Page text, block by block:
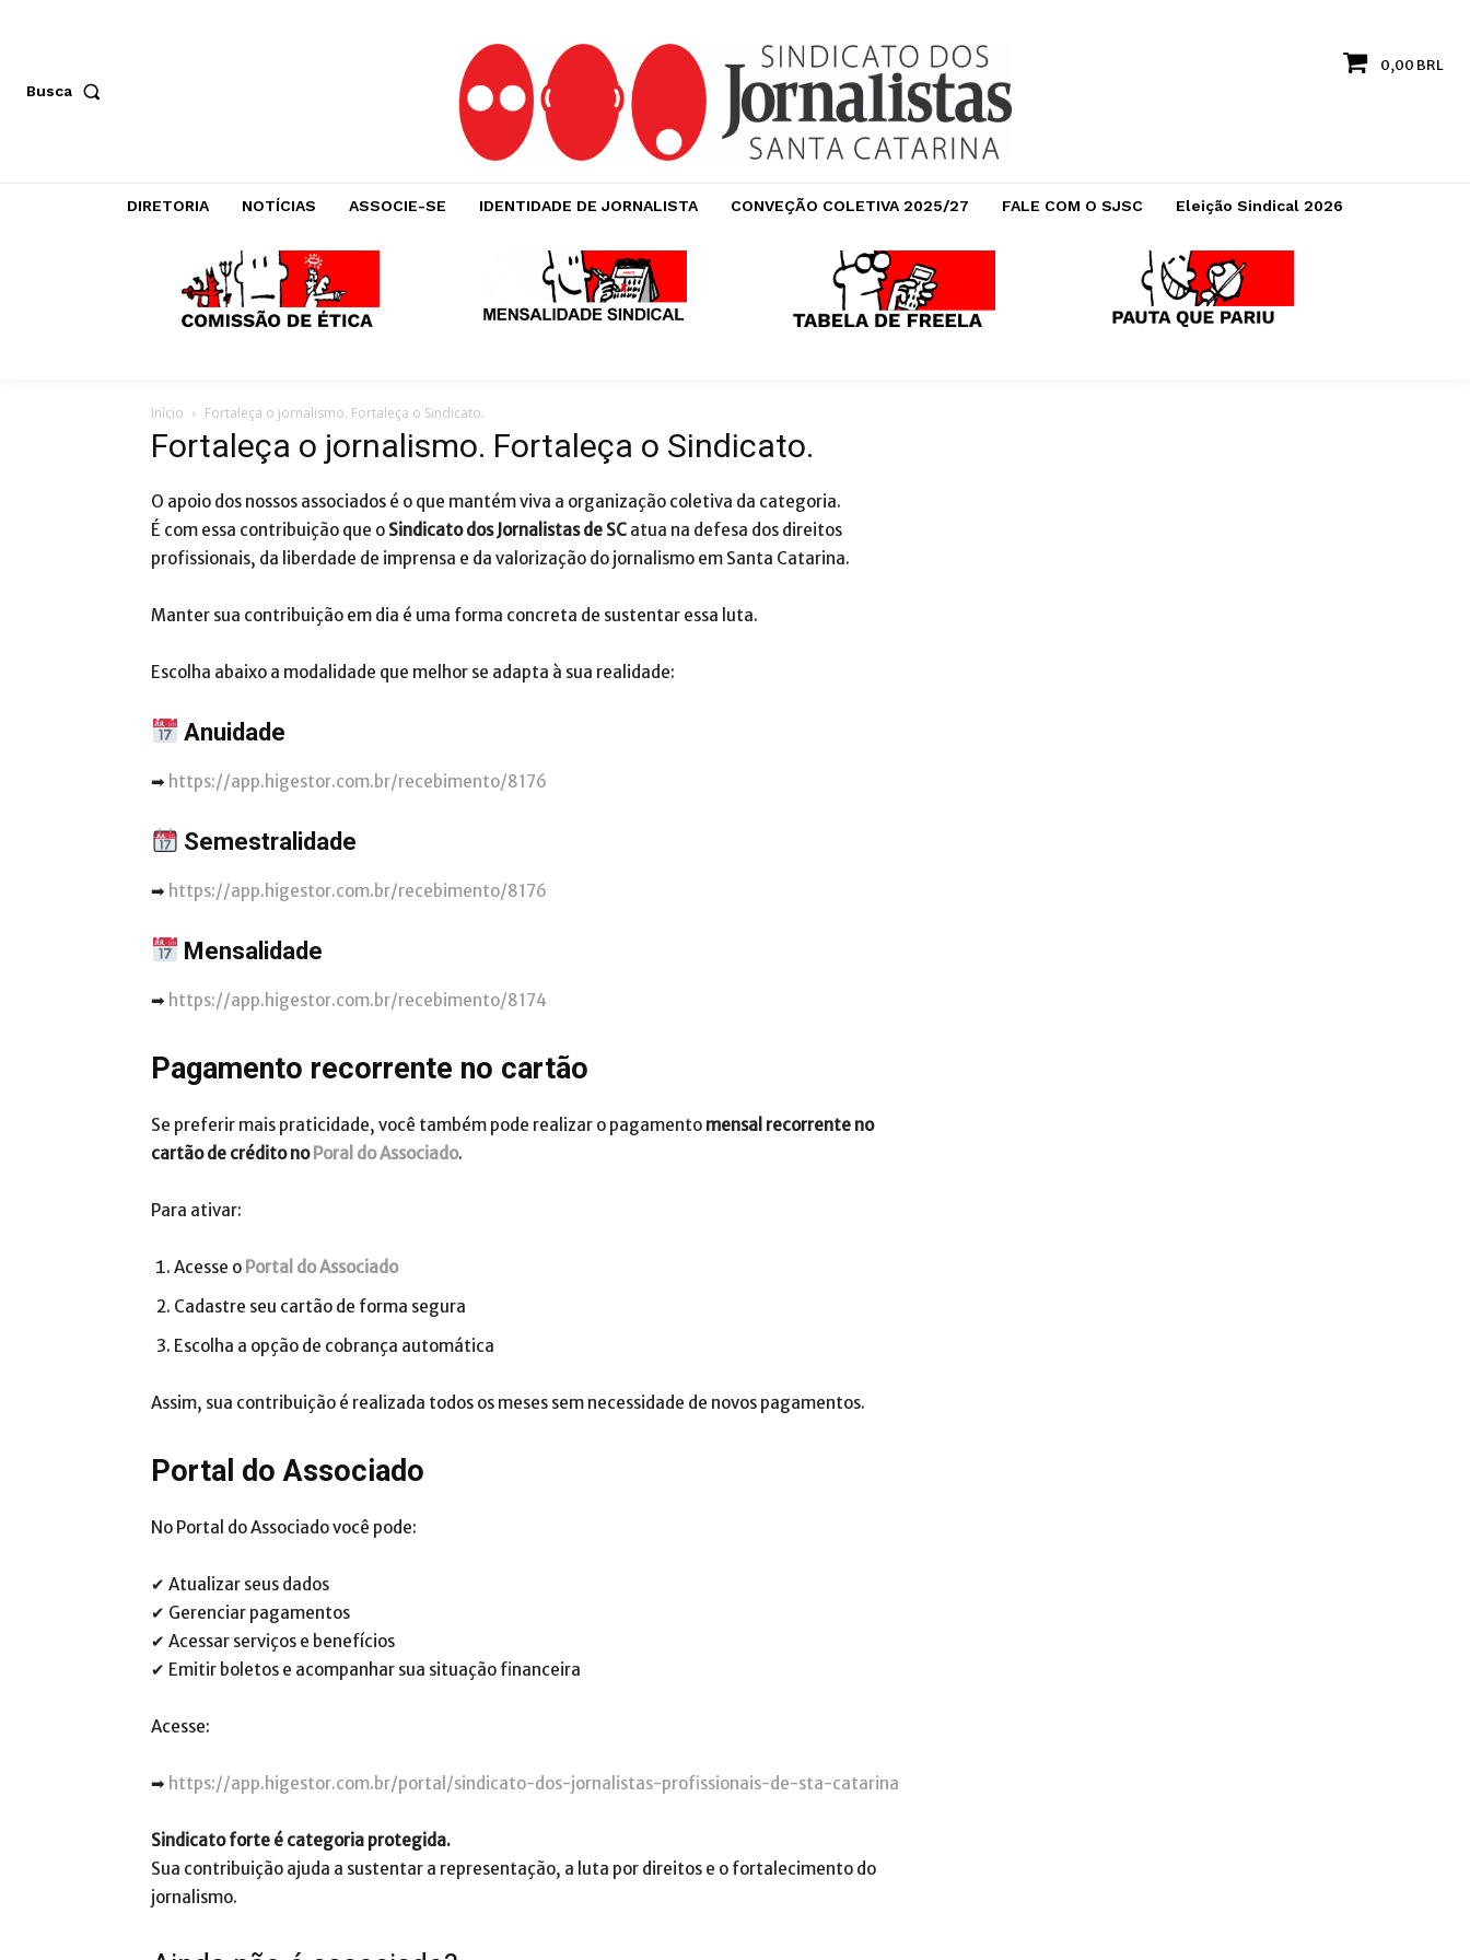
Busca
0,00 BRL
DIRETORIA NOTÍCIAS ASSOCIE-SE IDENTIDADE DE JORNALISTA CONVEÇÃO COLETIVA 2025/27 FALE COM O SJSC Eleição Sindical 2026
Início Fortaleça o jornalismo. Fortaleça o Sindicato.
Fortaleça o jornalismo. Fortaleça o Sindicato.
O apoio dos nossos associados é o que mantém viva a organização coletiva da categoria.
É com essa contribuição que o Sindicato dos Jornalistas de SC atua na defesa dos direitos
profissionais, da liberdade de imprensa e da valorização do jornalismo em Santa Catarina.
Manter sua contribuição em dia é uma forma concreta de sustentar essa luta.
Escolha abaixo a modalidade que melhor se adapta à sua realidade:
Anuidade
➡ https://app.higestor.com.br/recebimento/8176
Semestralidade
➡ https://app.higestor.com.br/recebimento/8176
Mensalidade
➡ https://app.higestor.com.br/recebimento/8174
Pagamento recorrente no cartão
Se preferir mais praticidade, você também pode realizar o pagamento mensal recorrente no
cartão de crédito noPoral do Associado.
Para ativar:
Acesse o Portal do Associado
Cadastre seu cartão de forma segura
Escolha a opção de cobrança automática
Assim, sua contribuição é realizada todos os meses sem necessidade de novos pagamentos.
Portal do Associado
No Portal do Associado você pode:
✔ Atualizar seus dados
✔ Gerenciar pagamentos
✔ Acessar serviços e benefícios
✔ Emitir boletos e acompanhar sua situação financeira
Acesse:
➡ https://app.higestor.com.br/portal/sindicato-dos-jornalistas-profissionais-de-sta-catarina
Sindicato forte é categoria protegida.
Sua contribuição ajuda a sustentar a representação, a luta por direitos e o fortalecimento do
jornalismo.